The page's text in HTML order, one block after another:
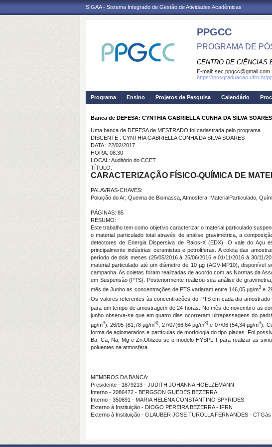
SIGAA - Sistema Integrado de Gestão de Atividades Acadêmicas
PPGCC
PROGRAMA DE
CENTRO DE CIÊNCIAS
E-mail: sec.ppgcc@gmail.com
https://posgraduacao.ufrn.br/
Programa Ensino Projetos de Pesquisa Calendário
Banca de DEFESA: CYNTHIA GABRIELLA CUNHA DA SILVA SOARES
Uma banca de DEFESA de MESTRADO foi cadastrada pelo programa.
DISCENTE : CYNTHIA GABRIELLA CUNHA DA SILVA SOARES
DATA : 22/02/2017
HORA: 08:30
LOCAL: Auditório do CCET
TÍTULO:
CARACTERIZAÇÃO FÍSICO-QUÍMICA DE
PALAVRAS-CHAVES:
Poluição do Ar; Queima de Biomassa, Atmosfera, MaterialParticulado,
PÁGINAS: 85
RESUMO:
Este trabalho tem como objetivo caracterizar o material particulado
o material particulado total através de análise gravimétrica, a
detectores de Energia Dispersiva de Raios-X (EDX). O vale do Açu
principalmente indústrias ceramistas e petrolíferas. A coleta das
período de dois meses (25/05/2016 à 25/06/2016 e 01/11/2016 à 30/
material particulado até um diâmetro de 10 µg (AGV-MP10),
campanha. As coletas foram realizadas de acordo com as Normas da
em Suspensão (PTS). Posteriormente realizou-sea análise de
mês de Junho as concentrações de PTS variaram entre 146,05 µg/m3 e
Os valores referentes às concentrações do PTS em cada dia
para um tempo de amostragem de 24 horas. No mês de novembro as
junho observa-se que em quatro dias ocorreram ultrapassagens do
µg/m3), 26/05 (81,78 µg/m3) , 27/07(66,64 µg/m3)e 07/06 (54,34 µg/m3).
forma de aglomerados e partículas de morfologia do tipo placas. Foi
Ba, Ca, Na, Mg e Zn.Utilizou-se o modelo HYSPLIT para realizar as
poluentes na atmosfera.
MEMBROS DA BANCA:
Presidente - 1879213 - JUDITH JOHANNA HOELZEMANN
Interno - 2086472 - BERGSON GUEDES BEZERRA
Interno - 350691 - MARIA HELENA CONSTANTINO SPYRIDES
Externo à Instituição - DIOGO PEREIRA BEZERRA - IFRN
Externo à Instituição - GLAUBER JOSE TUROLLA FERNANDES - CTGás